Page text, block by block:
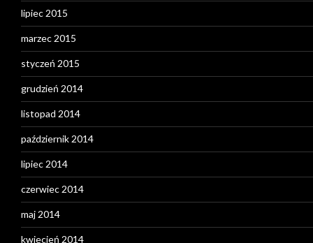
lipiec 2015
marzec 2015
styczeń 2015
grudzień 2014
listopad 2014
październik 2014
lipiec 2014
czerwiec 2014
maj 2014
kwiecień 2014